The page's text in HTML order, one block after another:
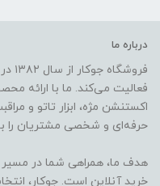
درباره ما
فعالیت می‌کند. ما با ارائه
اکستنشن مژه، ابزار تاتو و
حرفه‌ای و شخصی مشتریان را
هدف ما، همراهی شما در مسیر
خرید آنلاین است. جوکار،